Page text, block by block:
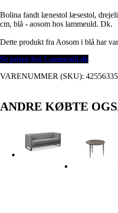
Bolina fandt lænestol læsestol,
cm, blå - aosom hos lammeuld. Dk.
Dette produkt fra Aosom i blå har
Se prisen hos Lammeuld.dk
VARENUMMER (SKU):
ANDRE KØBTE